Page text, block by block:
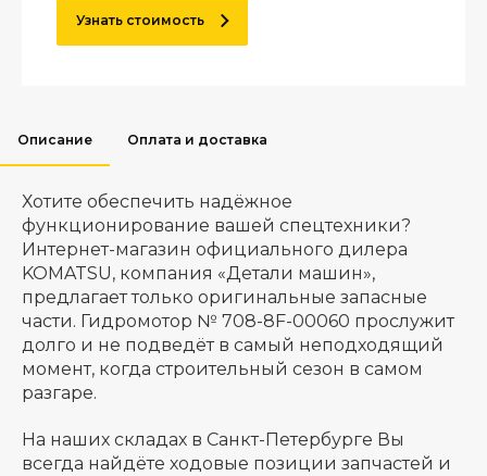
Узнать стоимость
Описание Оплата и доставка
Хотите обеспечить надёжное
функционирование вашей спецтехники?
Интернет-магазин официального дилера
KOMATSU, компания «Детали машин»,
предлагает только оригинальные запасные
части. Гидромотор № 708-8F-00060 прослужит
долго и не подведёт в самый неподходящий
момент, когда строительный сезон в самом
разгаре.
На наших складах в Санкт-Петербурге Вы
всегда найдёте ходовые позиции запчастей и